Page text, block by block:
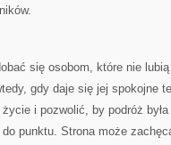
się osobom, które nie
gdy daje się jej spokojne
i pozwolić, by podróż
punktu. Strona może